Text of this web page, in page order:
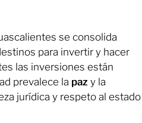
se consolida
para invertir y hacer
las inversiones están
prevalece la paz y la
jurídica y respeto al estado